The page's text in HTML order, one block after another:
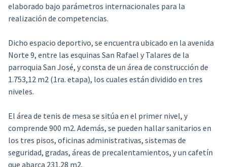
elaborado bajo parámetros internacionales para la
realización de competencias.
Dicho espacio deportivo, se encuentra ubicado en la avenida
Norte 9, entre las esquinas San Rafael y Talares de la
parroquia San José, y consta de un área de construcción de
1.753,12 m2 (1ra. etapa), los cuales están dividido en tres
niveles.
El área de tenis de mesa se sitúa en el primer nivel, y
comprende 900 m2. Además, se pueden hallar sanitarios en
los tres pisos, oficinas administrativas, sistemas de
seguridad, gradas, áreas de precalentamientos, y un cafetín
que abarca 231.28 m2.